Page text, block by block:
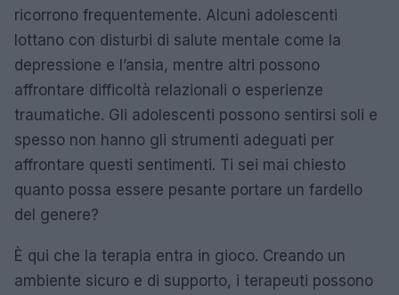
ricorrono frequentemente. Alcuni adolescenti
lottano con disturbi di salute mentale come la
depressione e l’ansia, mentre altri possono
affrontare difficoltà relazionali o esperienze
traumatiche. Gli adolescenti possono sentirsi soli e
spesso non hanno gli strumenti adeguati per
affrontare questi sentimenti. Ti sei mai chiesto
quanto possa essere pesante portare un fardello
del genere?
È qui che la terapia entra in gioco. Creando un
ambiente sicuro e di supporto, i terapeuti possono